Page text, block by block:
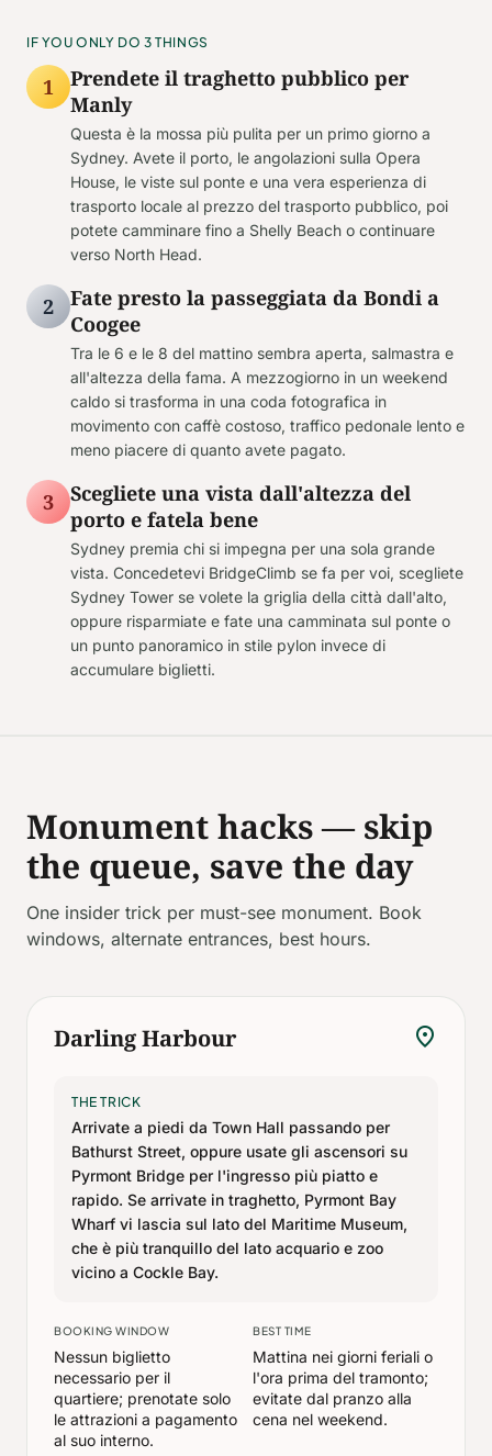
IF YOU ONLY DO 3 THINGS
1
Prendete il traghetto pubblico per
Manly
Questa è la mossa più pulita per un primo giorno a
Sydney. Avete il porto, le angolazioni sulla Opera
House, le viste sul ponte e una vera esperienza di
trasporto locale al prezzo del trasporto pubblico, poi
potete camminare fino a Shelly Beach o continuare
verso North Head.
2
Fate presto la passeggiata da Bondi a
Coogee
Tra le 6 e le 8 del mattino sembra aperta, salmastra e
all'altezza della fama. A mezzogiorno in un weekend
caldo si trasforma in una coda fotografica in
movimento con caffè costoso, traffico pedonale lento e
meno piacere di quanto avete pagato.
3
Scegliete una vista dall'altezza del
porto e fatela bene
Sydney premia chi si impegna per una sola grande
vista. Concedetevi BridgeClimb se fa per voi, scegliete
Sydney Tower se volete la griglia della città dall'alto,
oppure risparmiate e fate una camminata sul ponte o
un punto panoramico in stile pylon invece di
accumulare biglietti.
Monument hacks — skip
the queue, save the day
One insider trick per must-see monument. Book
windows, alternate entrances, best hours.
Darling Harbour location_on
THE TRICK
Arrivate a piedi da Town Hall passando per
Bathurst Street, oppure usate gli ascensori su
Pyrmont Bridge per l'ingresso più piatto e
rapido. Se arrivate in traghetto, Pyrmont Bay
Wharf vi lascia sul lato del Maritime Museum,
che è più tranquillo del lato acquario e zoo
vicino a Cockle Bay.
BOOKING WINDOW
Nessun biglietto
necessario per il
quartiere; prenotate solo
le attrazioni a pagamento
al suo interno.
BEST TIME
Mattina nei giorni feriali o
l'ora prima del tramonto;
evitate dal pranzo alla
cena nel weekend.